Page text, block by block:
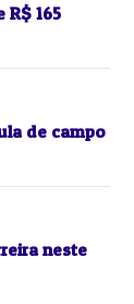
165
de campo
neste